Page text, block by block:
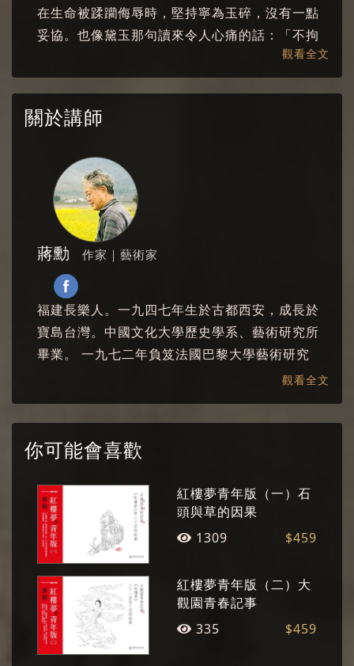
5.老管家賴嬤嬤
老管家賴嬤嬤01
老管家賴嬤嬤02
鴛鴦拒婚01
鴛鴦拒婚02
鴛鴦拒婚03
7.柳湘蓮
柳湘蓮01
柳湘蓮02
柳湘蓮03
香菱習詩01
香菱習詩03
9.冬日衣景
冬日衣景01
冬日衣景02
冬日衣景03
10.詩戲
詩戲01
在生命被蹂躪侮辱時，堅持寧為玉碎，沒有一點
妥協。也像黛玉那句讀來令人心痛的話：「不拘
哪裡的水，舀一碗，看著哭去」。還有一個少年
寶玉，在平兒受辱之時，他要平兒知道：生命最
自己潔淨美麗起來。
紅樓夢在哭青春、哭叛逆的生命、哭生死流浪的
聚散，有多少不可告人的幽微心事等待一一探
尋。這些深情的生命，或許今日也還活在我們生
活周遭吧！
觀看全文
關於講師
蔣勳 作家｜藝術家
福建長樂人。一九四七年生於古都西安，成長於
寶島台灣。中國文化大學歷史學系、藝術研究所
畢業。 一九七二年負笈法國巴黎大學藝術研究
所，一九七六年返台。曾任《雄獅美術》月刊主
主任等，先後執教於臺灣多所知名學府。 現專事
寫作、繪畫、藝術美學研究推廣，曾與趨勢教育
基金會執行長陳怡蓁共同主持中廣《藝文Fun輕
鬆》節目，長年以佈道的心情傳播對美的感動。
個展與聯展遍及各地，著作有詩集、散文、小
說、藝術史、美學專論、畫冊、有聲書等數十
種，作品多次獲獎。
觀看全文
你可能會喜歡
紅樓夢青年版（一）石
頭與草的因果
1309
$459
紅樓夢青年版（二）大
觀園青春記事
335
$459